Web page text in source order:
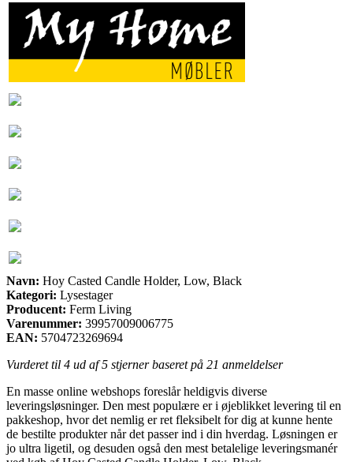
Navn: Hoy Casted Candle Holder, Low, Black
Kategori: Lysestager
Producent: Ferm Living
Varenummer: 39957009006775
EAN: 5704723269694
Vurderet til 4 ud af 5 stjerner baseret på 21 anmeldelser
En masse online webshops foreslår heldigvis diverse
leveringsløsninger. Den mest populære er i øjeblikket levering til en
pakkeshop, hvor det nemlig er ret fleksibelt for dig at kunne hente
de bestilte produkter når det passer ind i din hverdag. Løsningen er
jo ultra ligetil, og desuden også den mest betalelige leveringsmanér